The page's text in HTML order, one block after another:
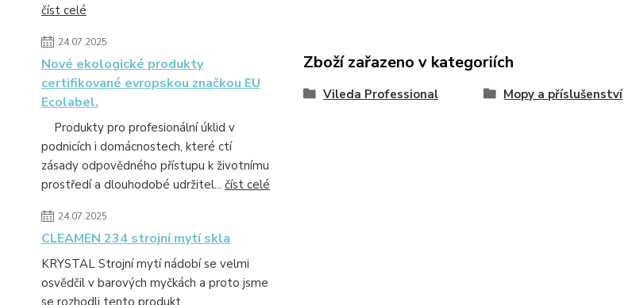
číst celé
24.07.2025
Nové ekologické produkty
certifikované evropskou značkou EU
Ecolabel.
Produkty pro profesionální úklid v
podnicích i domácnostech, které ctí
zásady odpovědného přístupu k životnímu
prostředí a dlouhodobé udržitel... číst celé
24.07.2025
CLEAMEN 234 strojní mytí skla
KRYSTAL Strojní mytí nádobí se velmi
osvědčil v barových myčkách a proto jsme
se rozhodli tento produkt
Zboží zařazeno v kategoriích
Vileda Professional Mopy a příslušenství